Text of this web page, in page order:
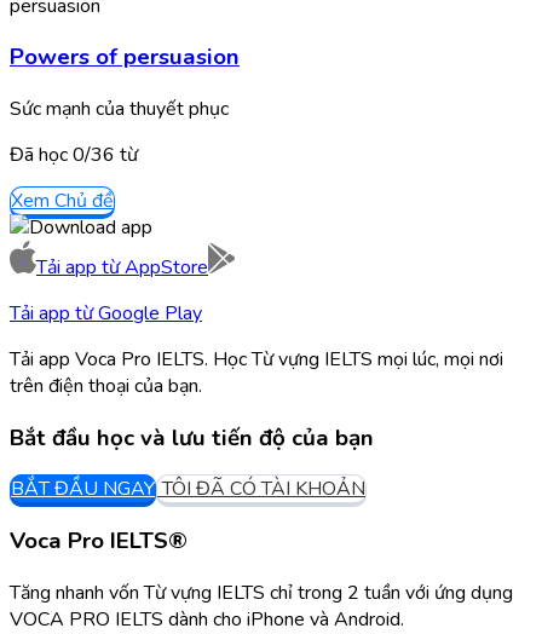
Powers of persuasion
Sức mạnh của thuyết phục
Đã học0/36 từ
Xem Chủ đề
Tải app từAppStore
Tải app từGoogle Play
Tải app Voca Pro IELTS. Học Từ vựng IELTS mọi lúc, mọi nơi
trên điện thoại của bạn.
Bắt đầu học và lưu tiến độ của bạn
BẮT ĐẦU NGAY TÔI ĐÃ CÓ TÀI KHOẢN
Voca Pro IELTS®
Tăng nhanh vốn Từ vựng IELTS chỉ trong 2 tuần với ứng dụng
VOCA PRO IELTS dành cho iPhone và Android.